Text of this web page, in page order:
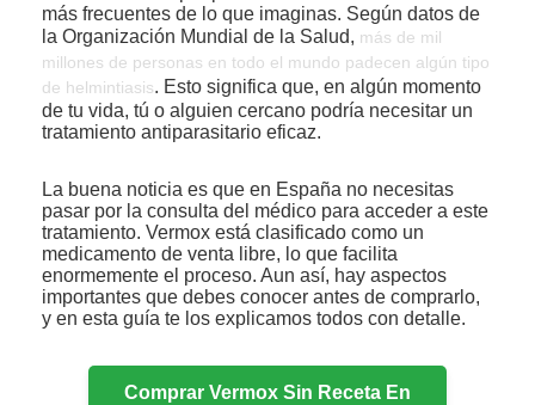
más frecuentes de lo que imaginas. Según datos de
la Organización Mundial de la Salud, más de mil
millones de personas en todo el mundo padecen algún tipo
de helmintiasis. Esto significa que, en algún momento
de tu vida, tú o alguien cercano podría necesitar un
tratamiento antiparasitario eficaz.
La buena noticia es que en España no necesitas
pasar por la consulta del médico para acceder a este
tratamiento. Vermox está clasificado como un
medicamento de venta libre, lo que facilita
enormemente el proceso. Aun así, hay aspectos
importantes que debes conocer antes de comprarlo,
y en esta guía te los explicamos todos con detalle.
Comprar Vermox Sin Receta En